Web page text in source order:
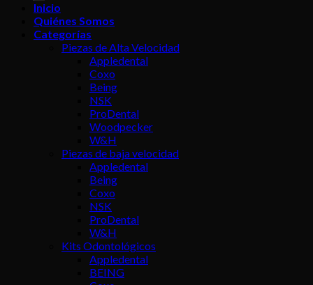
Inicio
Quiénes Somos
Categorías
Piezas de Alta Velocidad
Appledental
Coxo
Being
NSK
ProDental
Woodpecker
W&H
Piezas de baja velocidad
Appledental
Being
Coxo
NSK
ProDental
W&H
Kits Odontológicos
Appledental
BEING